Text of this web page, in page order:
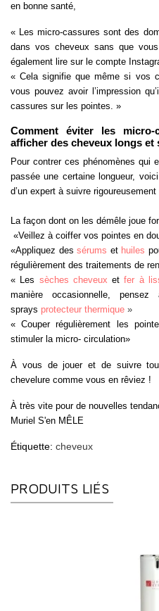
en bonne santé,
« Les micro-cassures sont des
dans vos cheveux sans que
également lire sur le compte
« Cela signifie que même si vos
vous pouvez avoir l’impression
cassures sur les pointes. »
Comment éviter les
afficher des cheveux longs et
Pour contrer ces phénomènes qui
passée une certaine longueur,
d’un expert à suivre rigoureusement
La façon dont on les démêle joue
«Veillez à coiffer vos pointes en
«Appliquez dessérums et huiles
régulièrement des traitements de
« Les sèches cheveuxetfer à
manière occasionnelle,
sprays protecteur thermique »
« Couper régulièrement les
stimuler la micro- circulation»
À vous de jouer et de suivre
chevelure comme vous en rêviez !
À très vite pour de nouvelles
Muriel S'en MÊLE
Étiquette: cheveux
PRODUITS LIÉS